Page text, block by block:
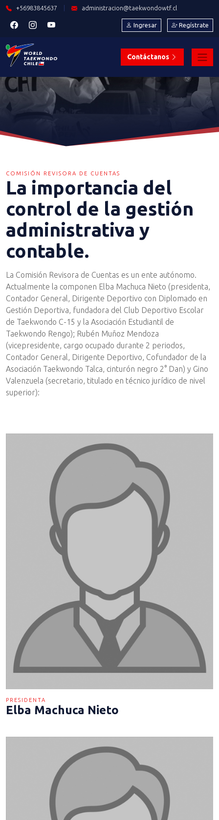
+56983845637 administracion@taekwondowtf.cl
Ingresar Regístrate
Contáctanos
COMISIÓN REVISORA DE CUENTAS
La importancia del
control de la gestión
administrativa y
contable.
La Comisión Revisora de Cuentas es un ente autónomo.
Actualmente la componen Elba Machuca Nieto (presidenta,
Contador General, Dirigente Deportivo con Diplomado en
Gestión Deportiva, fundadora del Club Deportivo Escolar
de Taekwondo C-15 y la Asociación Estudiantil de
Taekwondo Rengo); Rubén Muñoz Mendoza
(vicepresidente, cargo ocupado durante 2 periodos,
Contador General, Dirigente Deportivo, Cofundador de la
Asociación Taekwondo Talca, cinturón negro 2° Dan) y Gino
Valenzuela (secretario, titulado en técnico jurídico de nivel
superior):
PRESIDENTA
Elba Machuca Nieto